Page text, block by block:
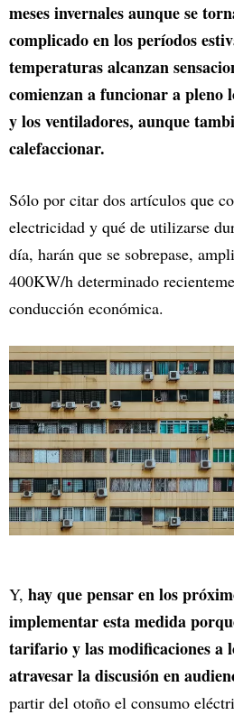
meses invernales aunque se
complicado en los períodos
temperaturas alcanzan
comienzan a funcionar a pleno
y los ventiladores, aunque
calefaccionar.
Sólo por citar dos artículos que
electricidad y qué de utilizarse
día, harán que se sobrepase,
400KW/h determinado
conducción económica.
Y, hay que pensar en los
implementar esta medida
tarifario y las modificaciones a
atravesar la discusión en
partir del otoño el consumo